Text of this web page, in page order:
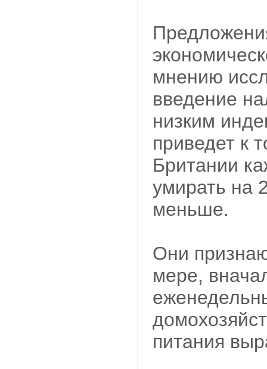
мнению
введение
низким
приведет к
Британии
умирать на
меньше.
Они
мере,
питания